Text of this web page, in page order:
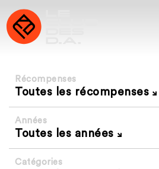
Récompenses
Toutes les récompenses
Années
Toutes les années
Catégories